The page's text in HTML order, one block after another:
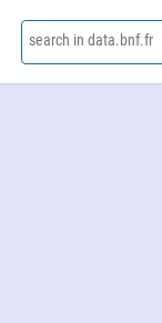
search in data.bnf.fr